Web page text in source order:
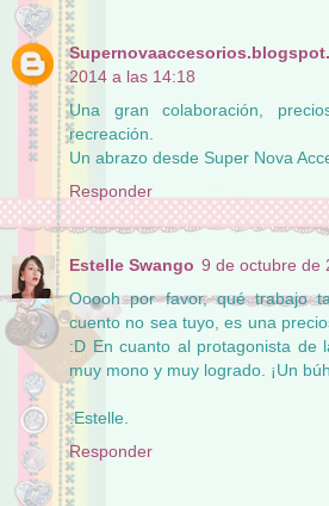
2014 a las 14:18
Una gran colaboración,
recreación.
Un abrazo desde Super Nova
Responder
Estelle Swango 9 de octubre de
Ooooh por favor, qué trabajo
cuento no sea tuyo, es una
:D En cuanto al protagonista de
muy mono y muy logrado. ¡Un
.Estelle.
Responder